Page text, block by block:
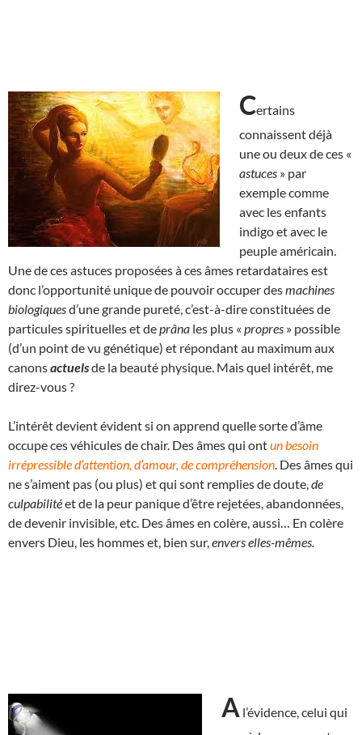
Certains
connaissent déjà
une ou deux de ces «
astuces » par
exemple comme
avec les enfants
indigo et avec le
peuple américain.
Une de ces astuces proposées à ces âmes retardataires est
donc l’opportunité unique de pouvoir occuper desmachines
biologiquesd’une grande pureté, c’est-à-dire constituées de
particules spirituelles et deprâna les plus « propres » possible
(d’un point de vu génétique) et répondant au maximum aux
canonsactuelsde la beauté physique. Mais quel intérêt, me
direz-vous ?
L’intérêt devient évident si on apprend quelle sorte d’âme
occupe ces véhicules de chair. Des âmes qui ontun besoin
irrépressible d’attention, d’amour, de compréhension . Des âmes qui
ne s’aiment pas (ou plus) et qui sont remplies de doute, de
culpabilitéet de la peur panique d’être rejetées, abandonnées,
de devenir invisible, etc. Des âmes en colère, aussi… En colère
envers Dieu, les hommes et, bien sur, envers elles-mêmes.
A l’évidence, celui qui